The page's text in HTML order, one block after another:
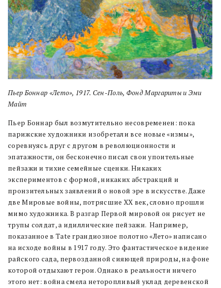
Пьер Боннар «Лето», 1917. Сен-Поль, Фонд Маргариты и Эми
Майт
Пьер Боннар был возмутительно несовременен: пока
парижские художники изобретали все новые «измы»,
соревнуясь друг с другом в революционности и
эпатажности, он бесконечно писал свои упоительные
пейзажи и тихие семейные сценки. Никаких
экспериментов с формой, никаких абстракций и
пронзительных заявлений о новой эре в искусстве. Даже
две Мировые войны, потрясшие ХХ век, словно прошли
мимо художника. В разгар Первой мировой он рисует не
трупы солдат, а идиллические пейзажи. Например,
показанное в Tate грандиозное полотно «Лето» написано
на исходе войны в 1917 году. Это фантастическое видение
райского сада, первозданной сияющей природы, на фоне
которой отдыхают герои. Однако в реальности ничего
этого нет: война смела неторопливый уклад деревенской